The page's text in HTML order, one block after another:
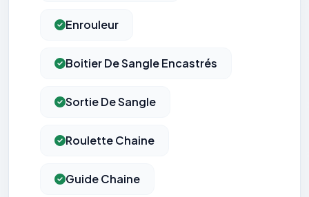
Enrouleur
Boitier De Sangle Encastrés
Sortie De Sangle
Roulette Chaine
Guide Chaine